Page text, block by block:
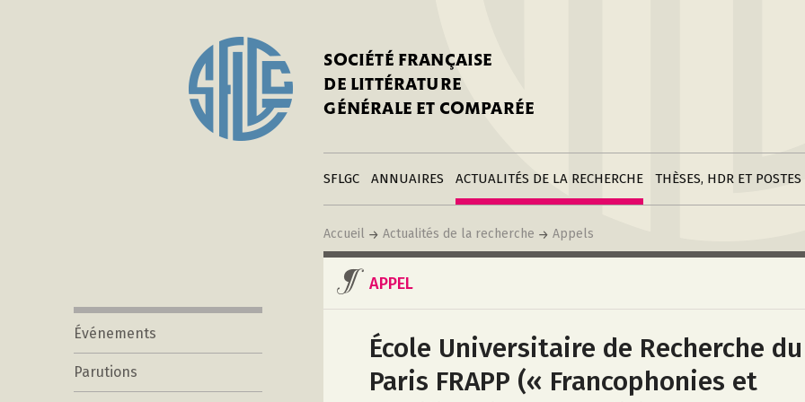
SOCIÉTÉ FRANÇAISE
DE LITTÉRATURE
GÉNÉRALE ET COMPARÉE
SFLGC
Adhérer à la SFLGC
Publier sur ce site
LiensANNUAIRES
Créer une fiche
annuaire
Modifier sa fiche
annuaire
Créer une fiche
institutionACTUALITÉS DE LA RECHERCHE
Divers
Soumettre une
annonce
THÈSES, HDR ET POSTES
Postes
Accueil Actualités de la recherche Appels
Événements
Parutions
APPEL
École Universitaire de Recherche
Paris FRAPP (« Francophonies et